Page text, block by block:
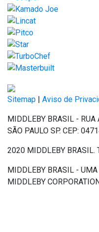
Sitemap | Aviso de
MIDDLEBY BRASIL - RUA
SÃO PAULO SP. CEP:
2020 MIDDLEBY
MIDDLEBY BRASIL -
MIDDLEBY